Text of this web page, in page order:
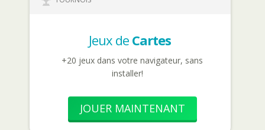
Jeux de Cartes
+20 jeux dans votre navigateur, sans
installer!
JOUER MAINTENANT